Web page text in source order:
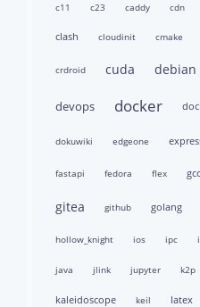
c11 c23 caddy cdn
clash cloudinit cmake
crdroid cuda debian
devops docker
dokuwiki edgeone
fastapi fedora flex gcc
gitea github golang
hollow_knight ios ipc
java jlink jupyter k2p
kaleidoscope keil latex